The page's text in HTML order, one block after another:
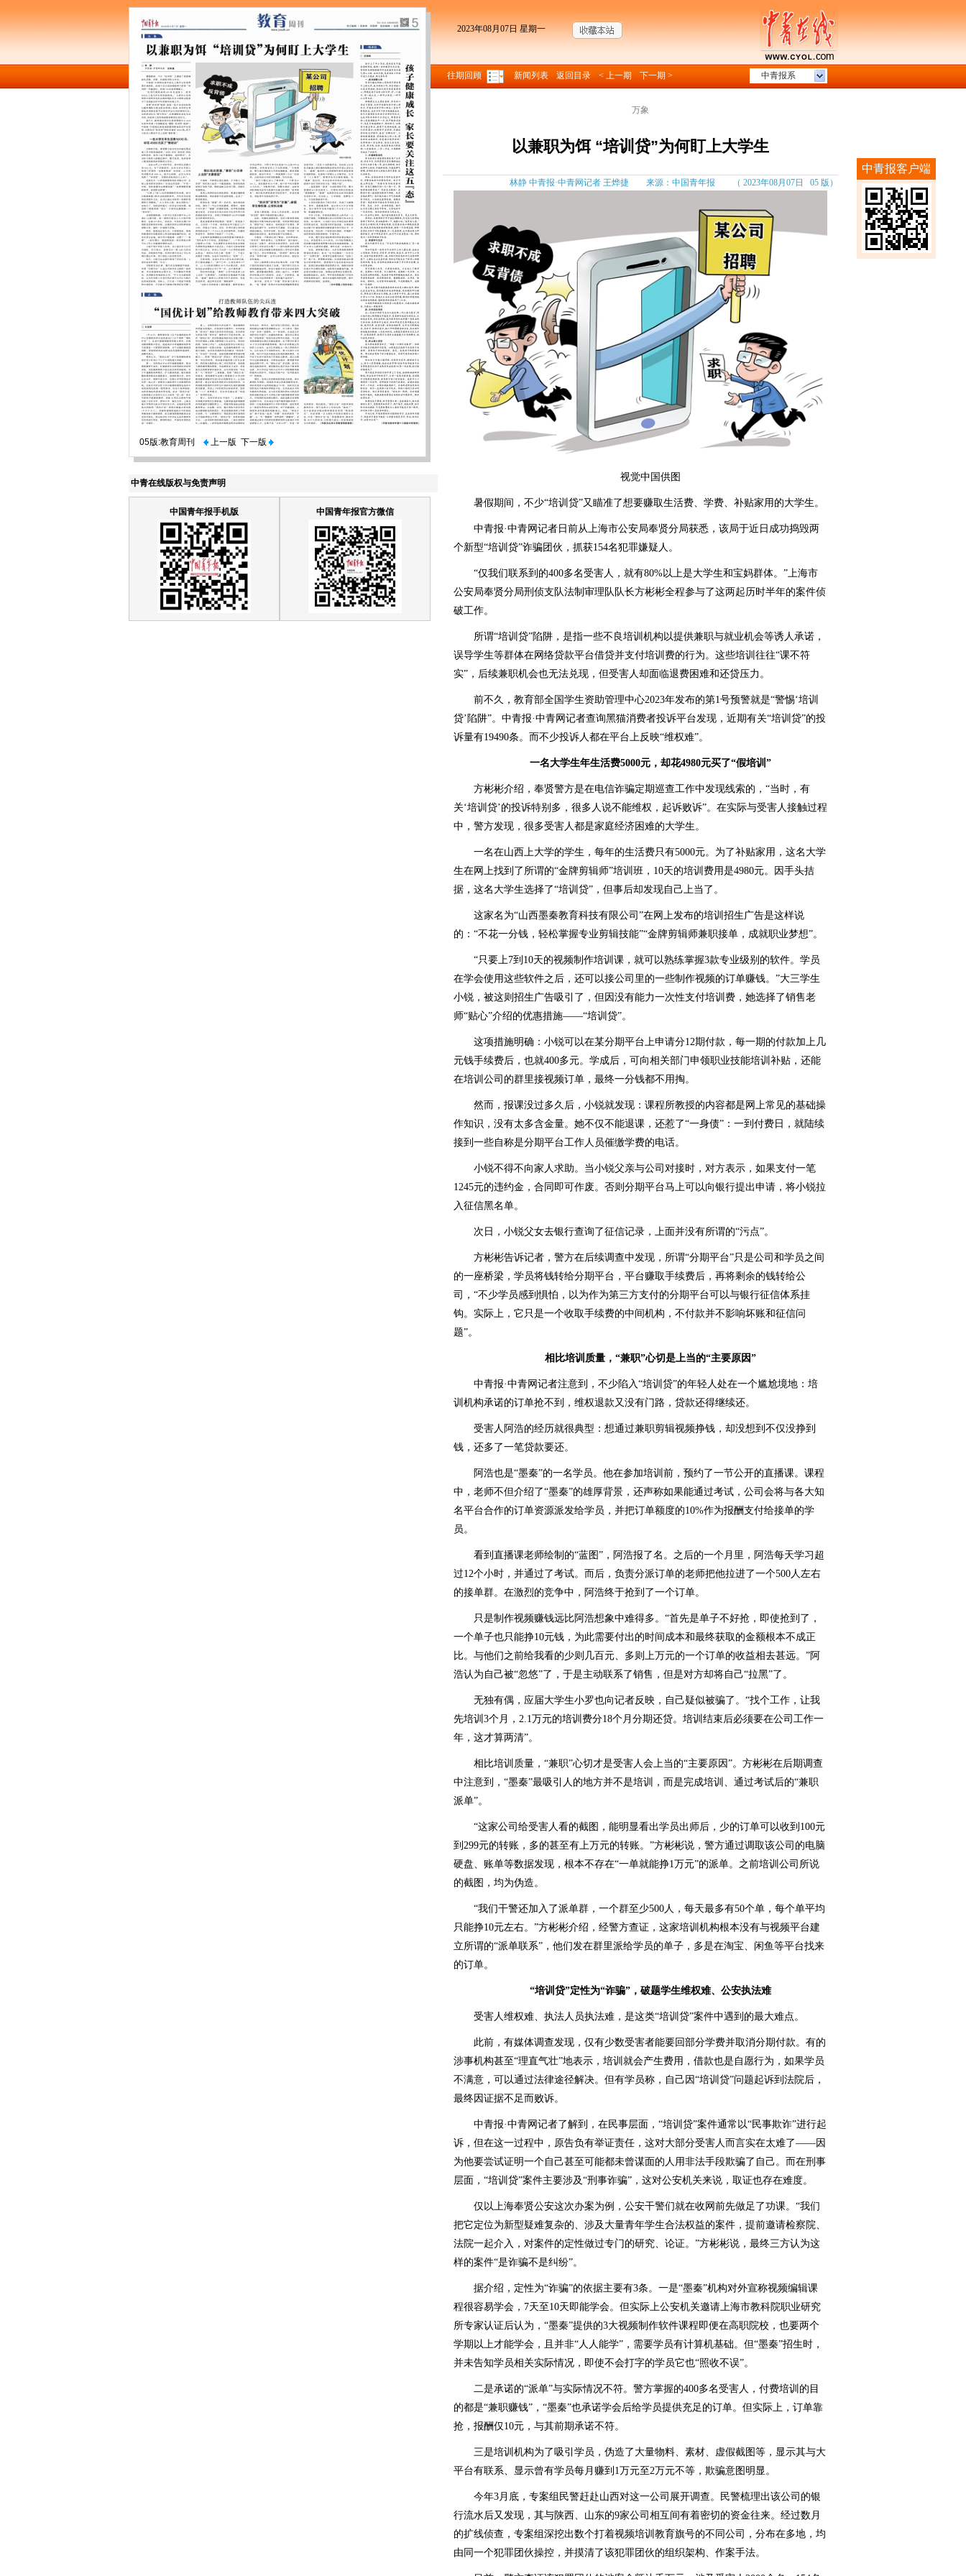
中青报客户端
05版:教育周刊 上一版 下一版
中青在线版权与免责声明
中国青年报手机版 中国青年报官方微信
2023年08月07日 星期一
往期回顾 新闻列表 返回目录 < 上一期 下一期 > 中青报系
万象
以兼职为饵 “培训贷”为何盯上大学生
林静 中青报·中青网记者 王烨捷 来源：中国青年报 （ 2023年08月07日 05 版）
视觉中国供图
暑假期间，不少“培训贷”又瞄准了想要赚取生活费、学费、补贴家用的大学生。
中青报·中青网记者日前从上海市公安局奉贤分局获悉，该局于近日成功捣毁两
个新型“培训贷”诈骗团伙，抓获154名犯罪嫌疑人。
“仅我们联系到的400多名受害人，就有80%以上是大学生和宝妈群体。”上海市
公安局奉贤分局刑侦支队法制审理队队长方彬彬全程参与了这两起历时半年的案件侦
破工作。
所谓“培训贷”陷阱，是指一些不良培训机构以提供兼职与就业机会等诱人承诺，
误导学生等群体在网络贷款平台借贷并支付培训费的行为。这些培训往往“课不符
实”，后续兼职机会也无法兑现，但受害人却面临退费困难和还贷压力。
前不久，教育部全国学生资助管理中心2023年发布的第1号预警就是“警惕‘培训
贷’陷阱”。中青报·中青网记者查询黑猫消费者投诉平台发现，近期有关“培训贷”的投
诉量有19490条。而不少投诉人都在平台上反映“维权难”。
一名大学生年生活费5000元，却花4980元买了“假培训”
方彬彬介绍，奉贤警方是在电信诈骗定期巡查工作中发现线索的，“当时，有
关‘培训贷’的投诉特别多，很多人说不能维权，起诉败诉”。在实际与受害人接触过程
中，警方发现，很多受害人都是家庭经济困难的大学生。
一名在山西上大学的学生，每年的生活费只有5000元。为了补贴家用，这名大学
生在网上找到了所谓的“金牌剪辑师”培训班，10天的培训费用是4980元。因手头拮
据，这名大学生选择了“培训贷”，但事后却发现自己上当了。
这家名为“山西墨秦教育科技有限公司”在网上发布的培训招生广告是这样说
的：“不花一分钱，轻松掌握专业剪辑技能”“金牌剪辑师兼职接单，成就职业梦想”。
“只要上7到10天的视频制作培训课，就可以熟练掌握3款专业级别的软件。学员
在学会使用这些软件之后，还可以接公司里的一些制作视频的订单赚钱。”大三学生
小锐，被这则招生广告吸引了，但因没有能力一次性支付培训费，她选择了销售老
师“贴心”介绍的优惠措施——“培训贷”。
这项措施明确：小锐可以在某分期平台上申请分12期付款，每一期的付款加上几
元钱手续费后，也就400多元。学成后，可向相关部门申领职业技能培训补贴，还能
在培训公司的群里接视频订单，最终一分钱都不用掏。
然而，报课没过多久后，小锐就发现：课程所教授的内容都是网上常见的基础操
作知识，没有太多含金量。她不仅不能退课，还惹了“一身债”：一到付费日，就陆续
接到一些自称是分期平台工作人员催缴学费的电话。
小锐不得不向家人求助。当小锐父亲与公司对接时，对方表示，如果支付一笔
1245元的违约金，合同即可作废。否则分期平台马上可以向银行提出申请，将小锐拉
入征信黑名单。
次日，小锐父女去银行查询了征信记录，上面并没有所谓的“污点”。
方彬彬告诉记者，警方在后续调查中发现，所谓“分期平台”只是公司和学员之间
的一座桥梁，学员将钱转给分期平台，平台赚取手续费后，再将剩余的钱转给公
司，“不少学员感到惧怕，以为作为第三方支付的分期平台可以与银行征信体系挂
钩。实际上，它只是一个收取手续费的中间机构，不付款并不影响坏账和征信问
题”。
相比培训质量，“兼职”心切是上当的“主要原因”
中青报·中青网记者注意到，不少陷入“培训贷”的年轻人处在一个尴尬境地：培
训机构承诺的订单抢不到，维权退款又没有门路，贷款还得继续还。
受害人阿浩的经历就很典型：想通过兼职剪辑视频挣钱，却没想到不仅没挣到
钱，还多了一笔贷款要还。
阿浩也是“墨秦”的一名学员。他在参加培训前，预约了一节公开的直播课。课程
中，老师不但介绍了“墨秦”的雄厚背景，还声称如果能通过考试，公司会将与各大知
名平台合作的订单资源派发给学员，并把订单额度的10%作为报酬支付给接单的学
员。
看到直播课老师绘制的“蓝图”，阿浩报了名。之后的一个月里，阿浩每天学习超
过12个小时，并通过了考试。而后，负责分派订单的老师把他拉进了一个500人左右
的接单群。在激烈的竞争中，阿浩终于抢到了一个订单。
只是制作视频赚钱远比阿浩想象中难得多。“首先是单子不好抢，即使抢到了，
一个单子也只能挣10元钱，为此需要付出的时间成本和最终获取的金额根本不成正
比。与他们之前给我看的少则几百元、多则上万元的一个订单的收益相去甚远。”阿
浩认为自己被“忽悠”了，于是主动联系了销售，但是对方却将自己“拉黑”了。
无独有偶，应届大学生小罗也向记者反映，自己疑似被骗了。“找个工作，让我
先培训3个月，2.1万元的培训费分18个月分期还贷。培训结束后必须要在公司工作一
年，这才算两清”。
相比培训质量，“兼职”心切才是受害人会上当的“主要原因”。方彬彬在后期调查
中注意到，“墨秦”最吸引人的地方并不是培训，而是完成培训、通过考试后的“兼职
派单”。
“这家公司给受害人看的截图，能明显看出学员出师后，少的订单可以收到100元
到299元的转账，多的甚至有上万元的转账。”方彬彬说，警方通过调取该公司的电脑
硬盘、账单等数据发现，根本不存在“一单就能挣1万元”的派单。之前培训公司所说
的截图，均为伪造。
“我们干警还加入了派单群，一个群至少500人，每天最多有50个单，每个单平均
只能挣10元左右。”方彬彬介绍，经警方查证，这家培训机构根本没有与视频平台建
立所谓的“派单联系”，他们发在群里派给学员的单子，多是在淘宝、闲鱼等平台找来
的订单。
“培训贷”定性为“诈骗”，破题学生维权难、公安执法难
受害人维权难、执法人员执法难，是这类“培训贷”案件中遇到的最大难点。
此前，有媒体调查发现，仅有少数受害者能要回部分学费并取消分期付款。有的
涉事机构甚至“理直气壮”地表示，培训就会产生费用，借款也是自愿行为，如果学员
不满意，可以通过法律途径解决。但有学员称，自己因“培训贷”问题起诉到法院后，
最终因证据不足而败诉。
中青报·中青网记者了解到，在民事层面，“培训贷”案件通常以“民事欺诈”进行起
诉，但在这一过程中，原告负有举证责任，这对大部分受害人而言实在太难了——因
为他要尝试证明一个自己甚至可能都未曾谋面的人用非法手段欺骗了自己。而在刑事
层面，“培训贷”案件主要涉及“刑事诈骗”，这对公安机关来说，取证也存在难度。
仅以上海奉贤公安这次办案为例，公安干警们就在收网前先做足了功课。“我们
把它定位为新型疑难复杂的、涉及大量青年学生合法权益的案件，提前邀请检察院、
法院一起介入，对案件的定性做过专门的研究、论证。”方彬彬说，最终三方认为这
样的案件“是诈骗不是纠纷”。
据介绍，定性为“诈骗”的依据主要有3条。一是“墨秦”机构对外宣称视频编辑课
程很容易学会，7天至10天即能学会。但实际上公安机关邀请上海市教科院职业研究
所专家认证后认为，“墨秦”提供的3大视频制作软件课程即便在高职院校，也要两个
学期以上才能学会，且并非“人人能学”，需要学员有计算机基础。但“墨秦”招生时，
并未告知学员相关实际情况，即使不会打字的学员它也“照收不误”。
二是承诺的“派单”与实际情况不符。警方掌握的400多名受害人，付费培训的目
的都是“兼职赚钱”，“墨秦”也承诺学会后给学员提供充足的订单。但实际上，订单靠
抢，报酬仅10元，与其前期承诺不符。
三是培训机构为了吸引学员，伪造了大量物料、素材、虚假截图等，显示其与大
平台有联系、显示曾有学员每月赚到1万元至2万元不等，欺骗意图明显。
今年3月底，专案组民警赶赴山西对这一公司展开调查。民警梳理出该公司的银
行流水后又发现，其与陕西、山东的9家公司相互间有着密切的资金往来。经过数月
的扩线侦查，专案组深挖出数个打着视频培训教育旗号的不同公司，分布在多地，均
由同一个犯罪团伙操控，并摸清了该犯罪团伙的组织架构、作案手法。